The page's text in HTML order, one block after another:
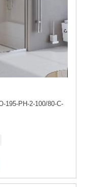
195-PH-2-100/80-C-